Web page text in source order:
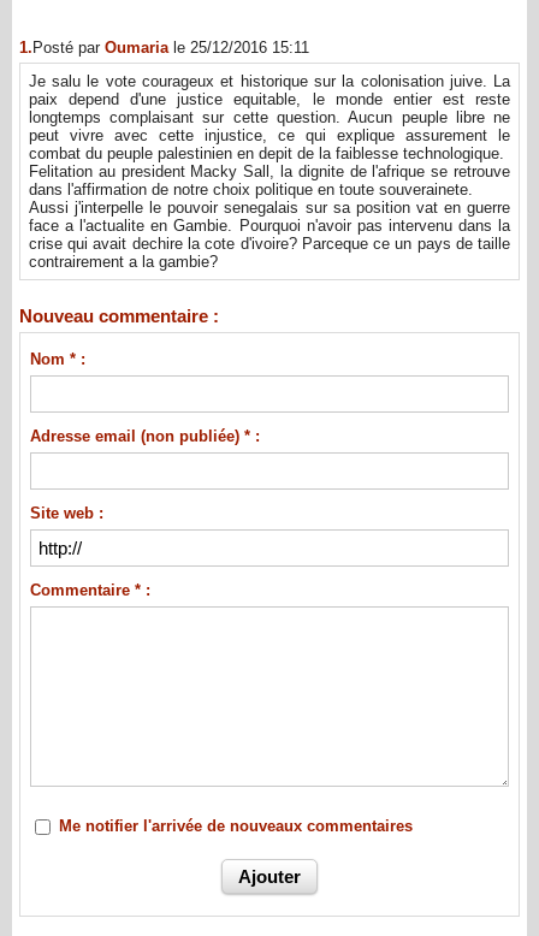
1. Posté par Oumaria le 25/12/2016 15:11
Je salu le vote courageux et historique sur la colonisation juive. La
paix depend d'une justice equitable, le monde entier est reste
longtemps complaisant sur cette question. Aucun peuple libre ne
peut vivre avec cette injustice, ce qui explique assurement le
combat du peuple palestinien en depit de la faiblesse technologique.
Felitation au president Macky Sall, la dignite de l'afrique se retrouve
dans l'affirmation de notre choix politique en toute souverainete.
Aussi j'interpelle le pouvoir senegalais sur sa position vat en guerre
face a l'actualite en Gambie. Pourquoi n'avoir pas intervenu dans la
crise qui avait dechire la cote d'ivoire? Parceque ce un pays de taille
contrairement a la gambie?
Nouveau commentaire :
Nom * :
Adresse email (non publiée) * :
Site web :
Commentaire * :
Me notifier l'arrivée de nouveaux commentaires